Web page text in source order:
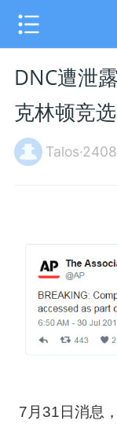
DNC遭泄
克林顿竞
7月31日消息